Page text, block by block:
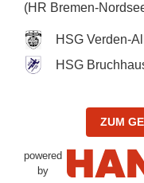
(HR Bremen-
HSG Verden-
HSG
ZUM
powered
by